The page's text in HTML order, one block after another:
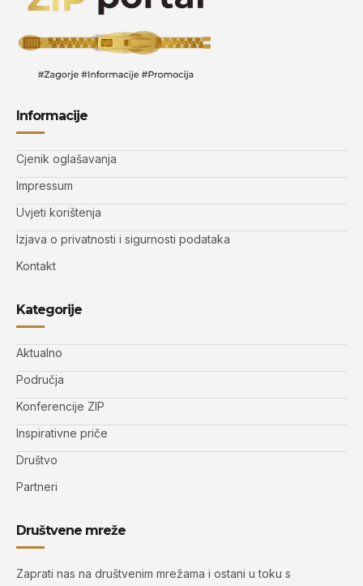
Informacije
Cjenik oglašavanja
Impressum
Uvjeti korištenja
Izjava o privatnosti i sigurnosti podataka
Kontakt
Kategorije
Aktualno
Područja
Konferencije ZIP
Inspirativne priče
Društvo
Partneri
Društvene mreže
Zaprati nas na društvenim mrežama i ostani u toku s